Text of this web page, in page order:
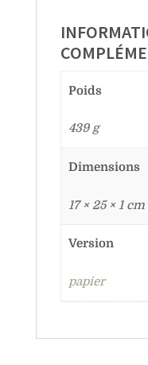
Poids
439 g
Dimensions
17 × 25 × 1 cm
Version
papier